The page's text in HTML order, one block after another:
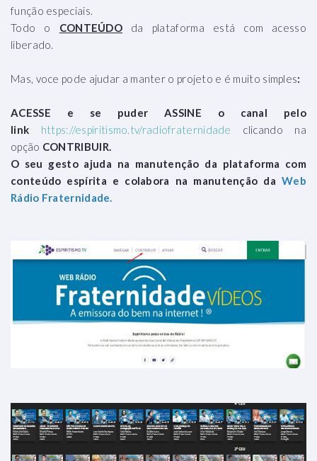
função especiais.
Todo o CONTEÚDO da plataforma está com acesso
liberado.
Mas, voce pode ajudar a manter o projeto e é muito simples:
ACESSE e se puder ASSINE o canal pelo
link https://espiritismo.tv/radiofraternidade
clicando na
opção CONTRIBUIR.
O seu gesto ajuda na manutenção da plataforma com
conteúdo espírita e colabora na manutenção daWeb
Rádio Fraternidade.